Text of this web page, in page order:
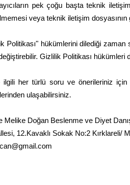
pek çoğu başta teknik
veya teknik iletişim
Politikası" hükümlerini dilediği
Gizlilik Politikası hükümleri
ilgili her türlü soru ve önerileriniz için
ulaşabilirsiniz.
Melike Doğan Beslenme ve Diyet
12.Kavaklı Sokak No:2 Kırklareli/